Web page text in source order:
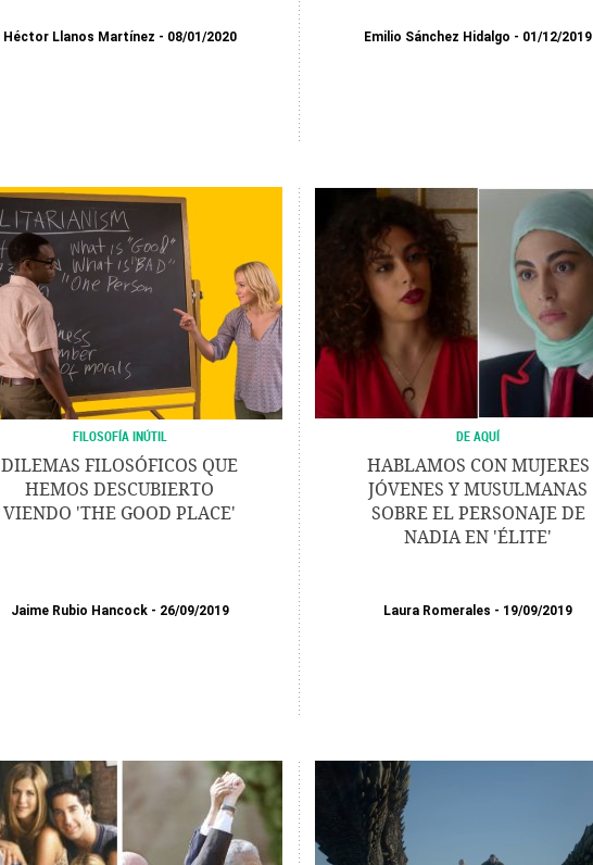
Héctor Llanos Martínez 08/01/2020 Emilio Sánchez Hidalgo 01/12/2019
FILOSOFÍA INÚTIL
DILEMAS FILOSÓFICOS QUE
HEMOS DESCUBIERTO
VIENDO 'THE GOOD PLACE'
Jaime Rubio Hancock 26/09/2019
DE AQUÍ
HABLAMOS CON MUJERES
JÓVENES Y MUSULMANAS
SOBRE EL PERSONAJE DE
NADIA EN 'ÉLITE'
Laura Romerales 19/09/2019